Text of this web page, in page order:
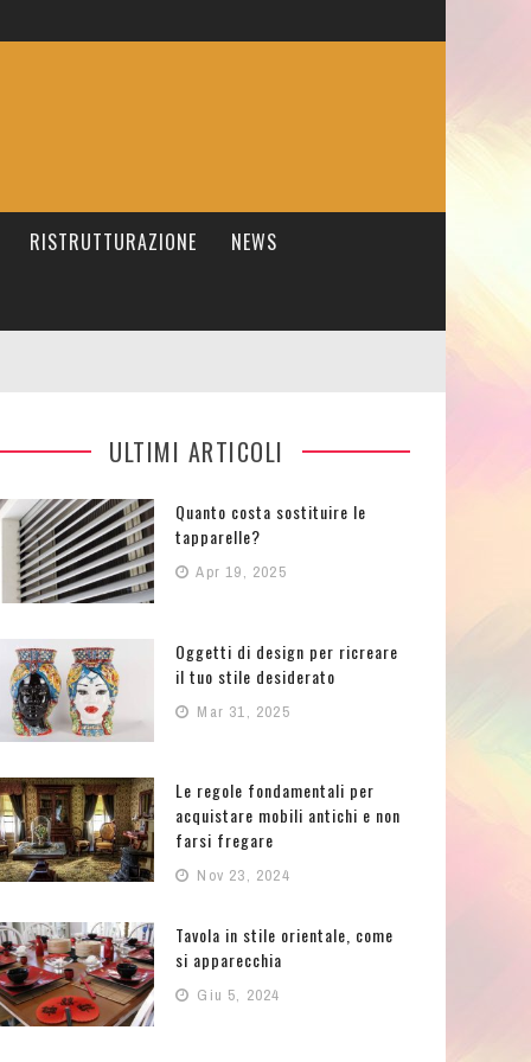
RISTRUTTURAZIONE NEWS
ULTIMI ARTICOLI
Quanto costa sostituire le
tapparelle?
Apr 19, 2025
Oggetti di design per ricreare
il tuo stile desiderato
Mar 31, 2025
Le regole fondamentali per
acquistare mobili antichi e non
farsi fregare
Nov 23, 2024
Tavola in stile orientale, come
si apparecchia
Giu 5, 2024